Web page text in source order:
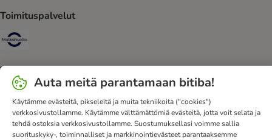
Toimituspalvelut
Turvallisen ostamisen takuu
Security
Auta meitä parantamaan bitiba!
Käytämme evästeitä, pikseleitä ja muita tekniikoita ("cookies")
verkkosivustollamme. Käytämme välttämättömiä evästeitä, jotta voit selata ja
tehdä ostoksia verkkosivustollamme. Suostumuksellasi voimme sallia
suorituskyky-, toiminnalliset ja markkinointievästeet parantaaksemme